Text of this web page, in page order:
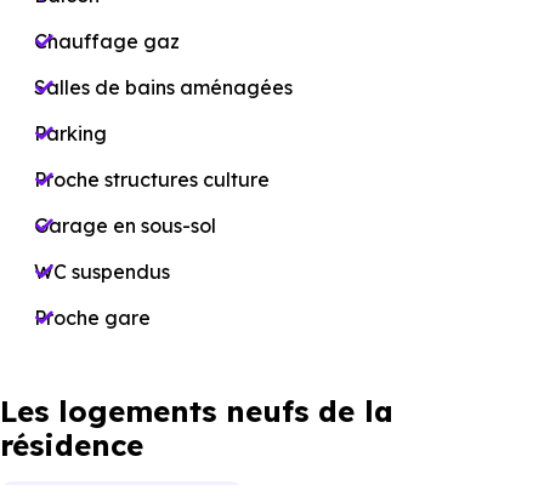
Chauffage gaz
Salles de bains aménagées
Parking
Proche structures culture
Garage en sous-sol
WC suspendus
Proche gare
Les logements neufs de la
résidence